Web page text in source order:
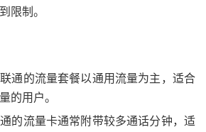
限制。
通的流量套餐以通用流量为主，适合
的用户。
的流量卡通常附带较多通话分钟，适